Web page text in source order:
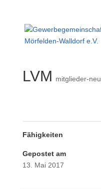
LVM mitglieder-neu
Fähigkeiten
Gepostet am
13. Mai 2017